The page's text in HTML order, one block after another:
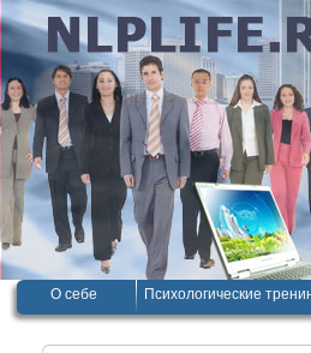
О себе Психологические